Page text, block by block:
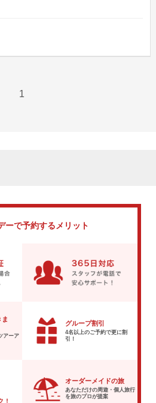
1
ーで予約するメリット
アーア
グループ割引
4名以上のご予約で更に割
引！
オーダーメイドの旅
あなただけの周遊・個人旅行
を旅のプロが提案